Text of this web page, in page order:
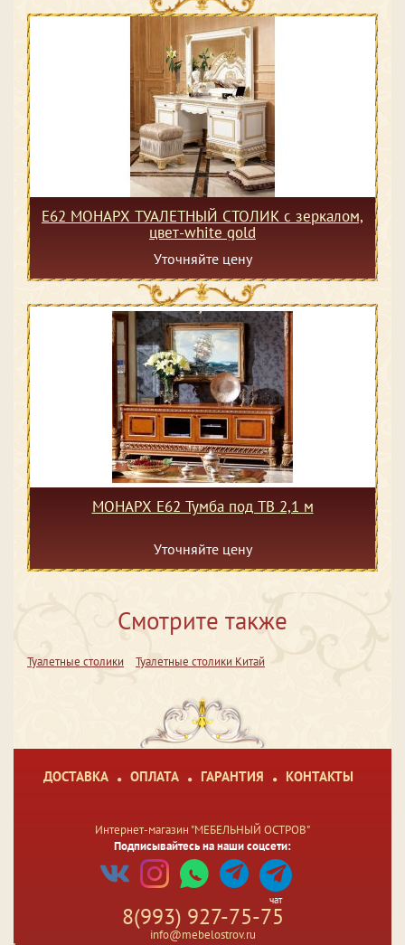
Е62 МОНАРХ ТУАЛЕТНЫЙ СТОЛИК с зеркалом,
цвет-white gold
Уточняйте цену
МОНАРХ Е62 Тумба под ТВ 2,1 м
Уточняйте цену
Смотрите также
Туалетные столики Туалетные столики Китай
ДОСТАВКА ОПЛАТА ГАРАНТИЯ КОНТАКТЫ
Интернет-магазин "МЕБЕЛЬНЫЙ ОСТРОВ"
Подписывайтесь на наши соцсети:
чат
8(993) 927-75-75
info@mebelostrov.ru